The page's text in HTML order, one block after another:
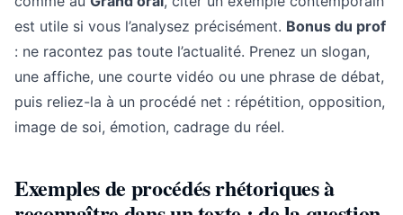
est utile si vous l’analysez précisément. Bonus du prof
: ne racontez pas toute l’actualité. Prenez un slogan,
une affiche, une courte vidéo ou une phrase de débat,
puis reliez-la à un procédé net : répétition, opposition,
image de soi, émotion, cadrage du réel.
Exemples de procédés rhétoriques à